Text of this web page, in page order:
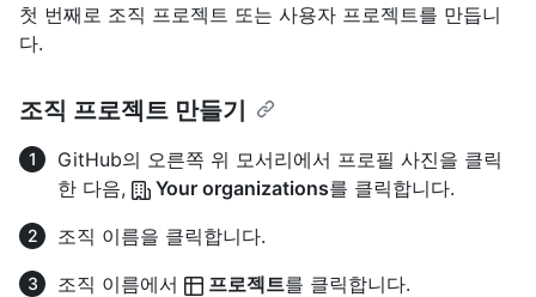
첫 번째로 조직 프로젝트 또는 사용자 프로젝트를 만듭니
다.
조직 프로젝트 만들기
GitHub의 오른쪽 위 모서리에서 프로필 사진을 클릭
한 다음,
Your organizations를 클릭합니다.
조직 이름을 클릭합니다.
조직 이름에서
프로젝트를 클릭합니다.